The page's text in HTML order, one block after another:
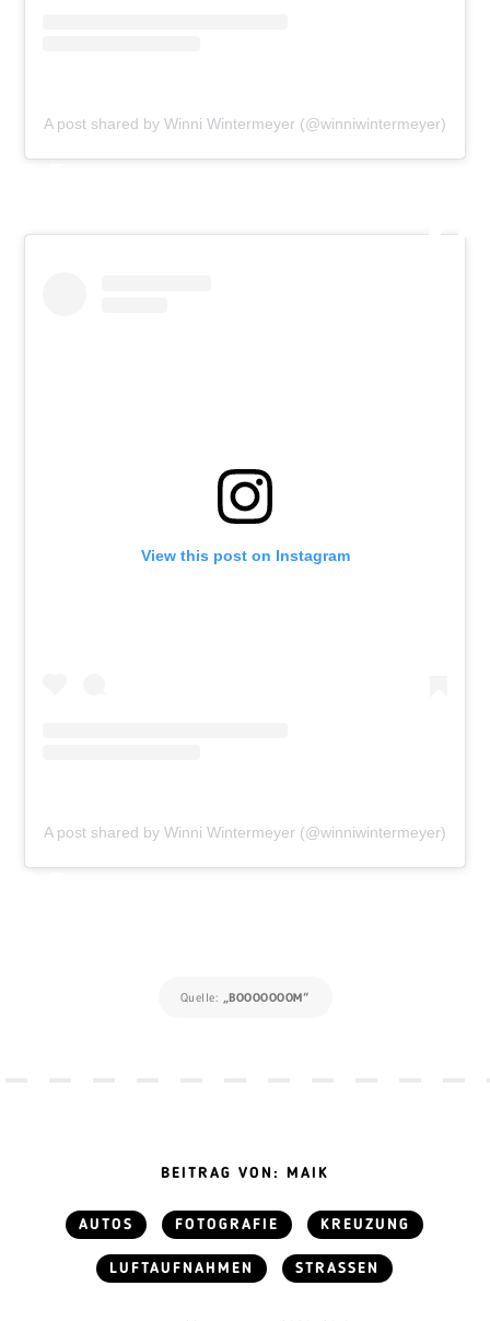
A post shared by Winni Wintermeyer (@winniwintermeyer)
View this post on Instagram
A post shared by Winni Wintermeyer (@winniwintermeyer)
Quelle: „BOOOOOOOM“
BEITRAG VON: MAIK
AUTOS FOTOGRAFIE KREUZUNG
LUFTAUFNAHMEN STRASSEN